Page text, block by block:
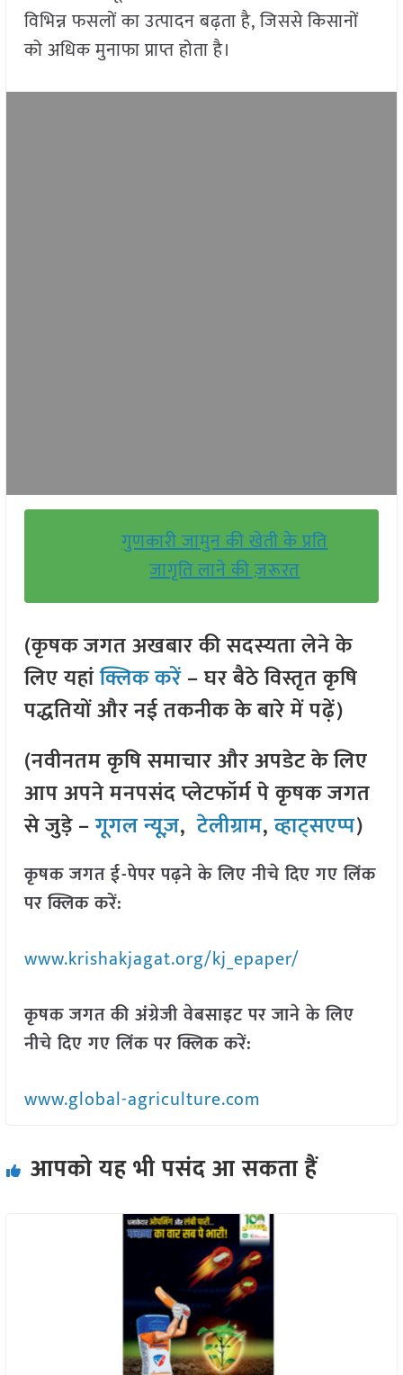
विभिन्न फसलों का उत्पादन बढ़ता है, जिससे किसानों
को अधिक मुनाफा प्राप्त होता है।
गुणकारी जामुन की खेती के प्रति
जागृति लाने की ज़रूरत
(कृषक जगत अखबार की सदस्यता लेने के
लिए यहांक्लिक करें– घर बैठे विस्तृत कृषि
पद्धतियों और नई तकनीक के बारे में पढ़ें)
(नवीनतम कृषि समाचार और अपडेट के लिए
आप अपने मनपसंद प्लेटफॉर्म पे कृषक जगत
से जुड़े –गूगल न्यूज़,टेलीग्राम,व्हाट्सएप्प)
कृषक जगत ई-पेपर पढ़ने के लिए नीचे दिए गए लिंक
पर क्लिक करें:
www.krishakjagat.org/kj_epaper/
कृषक जगत की अंग्रेजी वेबसाइट पर जाने के लिए
नीचे दिए गए लिंक पर क्लिक करें:
www.global-agriculture.com
आपको यह भी पसंद आ सकता हैं